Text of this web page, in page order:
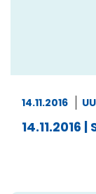
14.11.2016